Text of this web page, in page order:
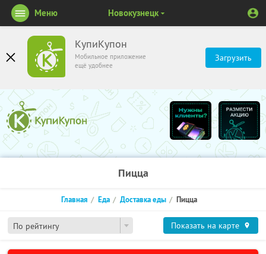
КупиКупон
Мобильное приложение
ещё удобнее
Загрузить
Меню Новокузнецк
Пицца
По рейтингу
Главная Еда Доставка еды Пицца
Показать на карте